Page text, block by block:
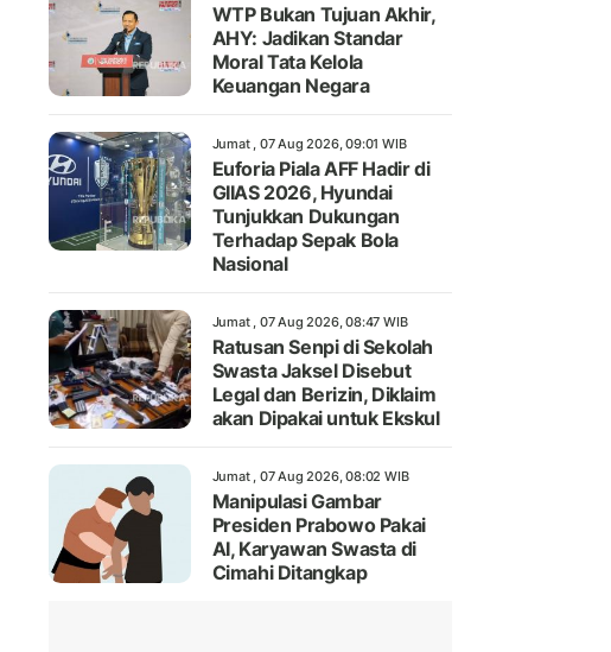
WTP Bukan Tujuan Akhir,
AHY: Jadikan Standar
Moral Tata Kelola
Keuangan Negara
Jumat , 07 Aug 2026, 09:01 WIB
Euforia Piala AFF Hadir di
GIIAS 2026, Hyundai
Tunjukkan Dukungan
Terhadap Sepak Bola
Nasional
Jumat , 07 Aug 2026, 08:47 WIB
Ratusan Senpi di Sekolah
Swasta Jaksel Disebut
Legal dan Berizin, Diklaim
akan Dipakai untuk Ekskul
Jumat , 07 Aug 2026, 08:02 WIB
Manipulasi Gambar
Presiden Prabowo Pakai
AI, Karyawan Swasta di
Cimahi Ditangkap